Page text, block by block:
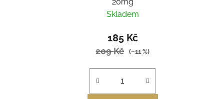
20mg
Skladem
185 Kč
209 Kč (–11 %)